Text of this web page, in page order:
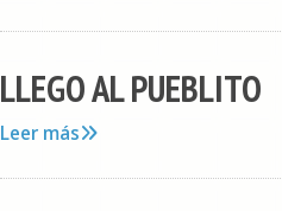
LLEGO AL PUEBLITO
Leer más